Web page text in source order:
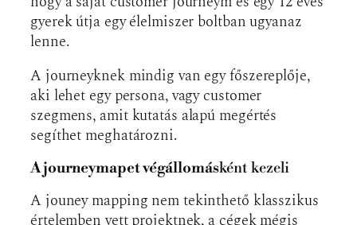
gyerek útja egy élelmiszer boltban ugyanaz
lenne.
A journeyknek mindig van egy főszereplője,
aki lehet egy persona, vagy customer
szegmens, amit kutatás alapú megértés
segíthet meghatározni.
A journeymapet végállomásként kezeli
A jouney mapping nem tekinthető klasszikus